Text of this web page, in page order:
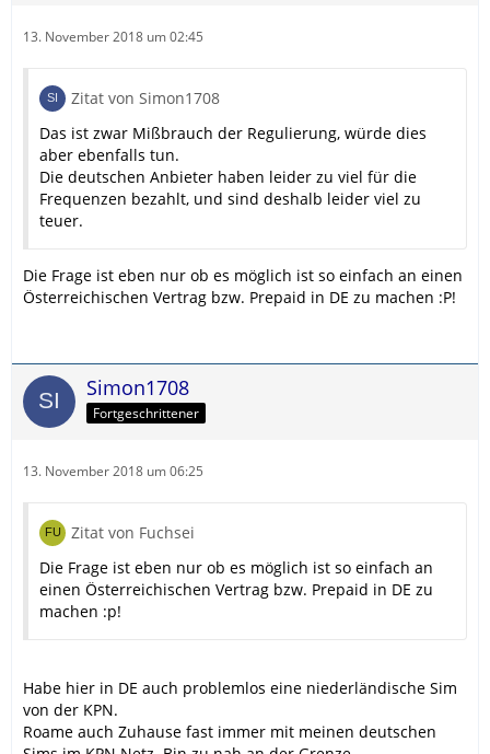
13. November 2018 um 02:45
Zitat von Simon1708
Das ist zwar Mißbrauch der Regulierung, würde dies
aber ebenfalls tun.
Die deutschen Anbieter haben leider zu viel für die
Frequenzen bezahlt, und sind deshalb leider viel zu
teuer.
Die Frage ist eben nur ob es möglich ist so einfach an einen
Österreichischen Vertrag bzw. Prepaid in DE zu machen :P!
Simon1708
Fortgeschrittener
13. November 2018 um 06:25
Zitat von Fuchsei
Die Frage ist eben nur ob es möglich ist so einfach an
einen Österreichischen Vertrag bzw. Prepaid in DE zu
machen :p!
Habe hier in DE auch problemlos eine niederländische Sim
von der KPN.
Roame auch Zuhause fast immer mit meinen deutschen